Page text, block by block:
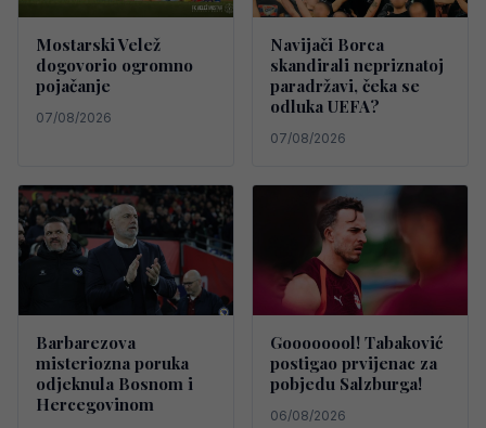
Mostarski Velež
dogovorio ogromno
pojačanje
07/08/2026
Navijači Borca
skandirali nepriznatoj
paradržavi, čeka se
odluka UEFA?
07/08/2026
Barbarezova
misteriozna poruka
odjeknula Bosnom i
Hercegovinom
Goooooool! Tabaković
postigao prvijenac za
pobjedu Salzburga!
06/08/2026